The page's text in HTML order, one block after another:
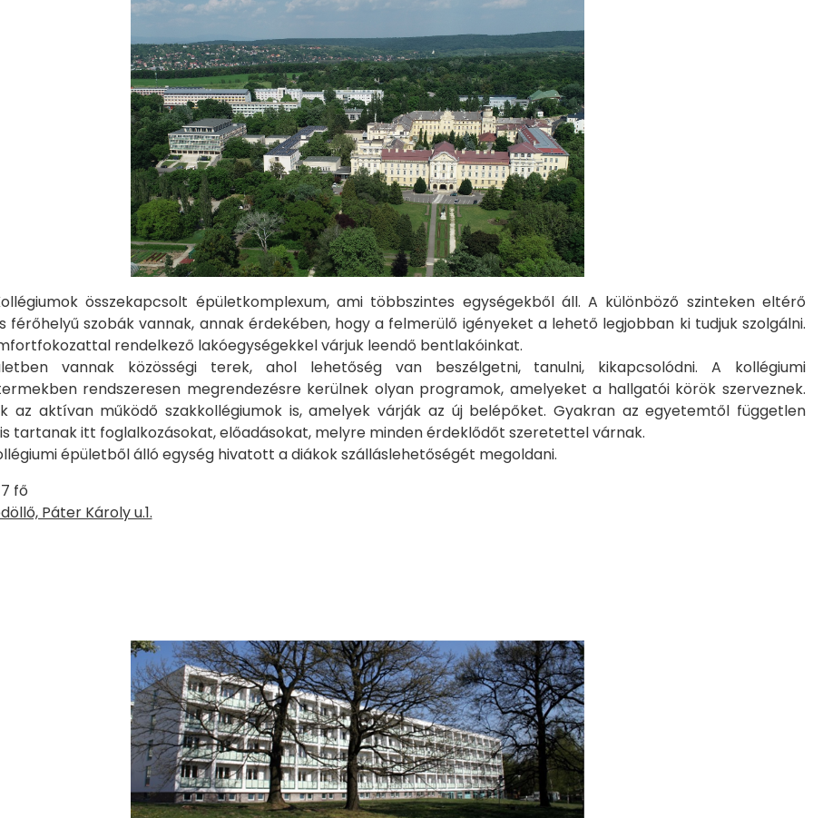
összekapcsolt épületkomplexum, ami többszintes egységekből áll. A különböző szinteken eltérő
férőhelyű szobák vannak, annak érdekében, hogy a felmerülő igényeket a lehető legjobban ki tudjuk szolgálni.
rendelkező lakóegységekkel várjuk leendő bentlakóinkat.
vannak közösségi terek, ahol lehetőség van beszélgetni, tanulni, kikapcsolódni. A kollégiumi
rendszeresen megrendezésre kerülnek olyan programok, amelyeket a hallgatói körök szerveznek.
az aktívan működő szakkollégiumok is, amelyek várják az új belépőket. Gyakran az egyetemtől független
tartanak itt foglalkozásokat, előadásokat, melyre minden érdeklődőt szeretettel várnak.
épületből álló egység hivatott a diákok szálláslehetőségét megoldani.
fő
Páter Károly u.1.